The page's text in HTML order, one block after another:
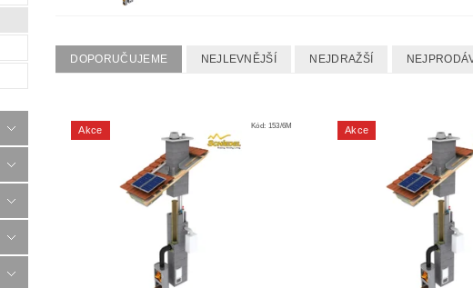
DOPORUČUJEME NEJLEVNĚJŠÍ NEJDRAŽŠÍ
Akce Kód: 153/6M Akce